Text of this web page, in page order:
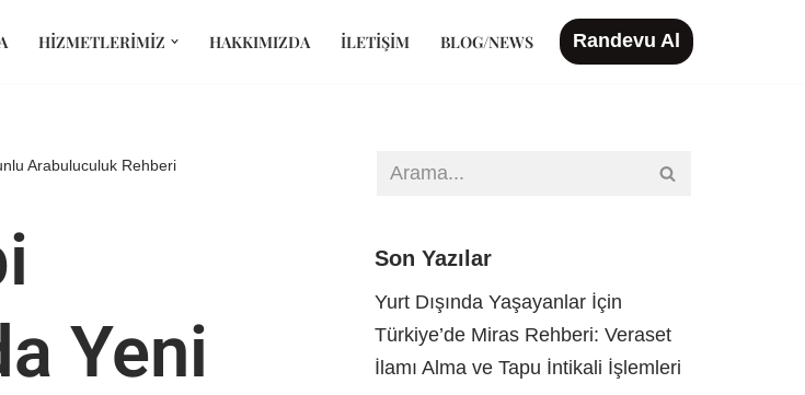
HIZMETLERIMIZ HAKKIMIZDA İLETIŞIM BLOG/NEWS Randevu Al
Arabuluculuk Rehberi
Yeni
Son Yazılar
Yurt Dışında Yaşayanlar İçin
Türkiye’de Miras Rehberi: Veraset
İlamı Alma ve Tapu İntikali İşlemleri